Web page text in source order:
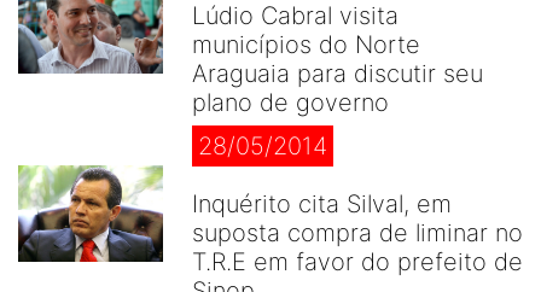
Lúdio Cabral visita
municípios do Norte
Araguaia para discutir seu
plano de governo
28/05/2014
Inquérito cita Silval, em
suposta compra de liminar no
T.R.E em favor do prefeito de